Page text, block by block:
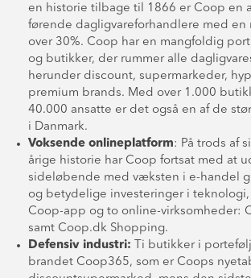
en historie tilbage til 1866 er Coop en
førende dagligvareforhandlere med en
over 30%. Coop har en mangfoldig
og butikker, der rummer alle
herunder discount, supermarkeder,
premium brands. Med over 1.000
40.000 ansatte er det også en af ​​de
i Danmark.
Voksende onlineplatform: På trods af
årige historie har Coop fortsat med at
sideløbende med væksten i e-handel
og betydelige investeringer i
Coop-app og to online-virksomheder:
samt Coop.dk Shopping.
Defensiv industri: Ti butikker i
brandet Coop365, som er Coops